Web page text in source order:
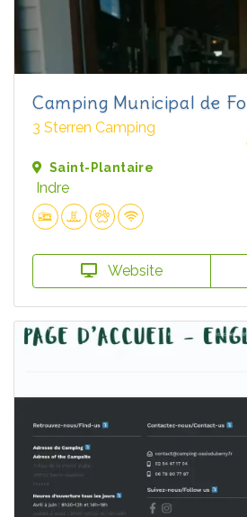
Camping Municipal de
3 Sterren Camping
Saint-Plantaire
Indre
Website